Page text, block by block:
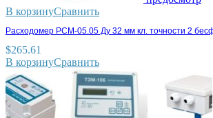
В корзинуСравнить
Расходомер РСМ-05.05 Ду 32 мм кл. точности 2
$265.61
В корзинуСравнить